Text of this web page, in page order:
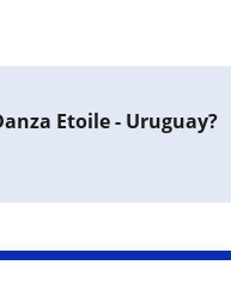
Etoile - Uruguay?